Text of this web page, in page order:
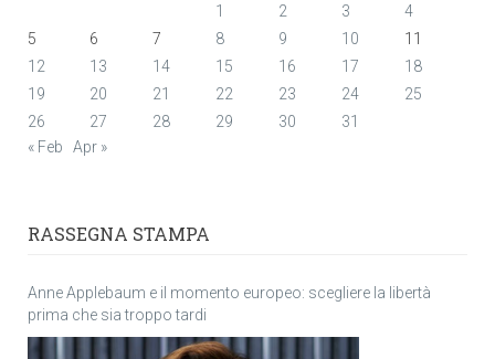
1
2 3
4
5
6 7 8 9 10
11
12
13 14 15 16 17
18
19
20 21 22 23 24
25
26
27 28 29 30
31
« Feb
Apr »
RASSEGNA STAMPA
Anne Applebaum e il momento europeo: scegliere la libertà
prima che sia troppo tardi